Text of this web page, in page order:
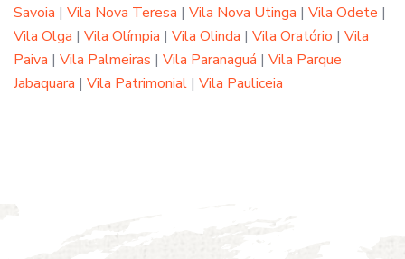
Savoia | Vila Nova Teresa | Vila Nova Utinga | Vila Odete |
Vila Olga | Vila Olímpia | Vila Olinda | Vila Oratório | Vila
Paiva | Vila Palmeiras | Vila Paranaguá | Vila Parque
Jabaquara | Vila Patrimonial | Vila Pauliceia